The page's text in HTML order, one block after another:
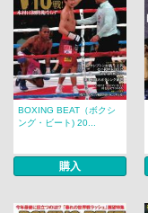
BOXING BEAT（ボクシ
ング・ビート) 20...
購入